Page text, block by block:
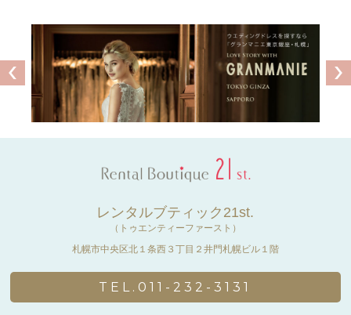
レンタルブティック21st.
（トゥエンティーファースト）
札幌市中央区北１条西３丁目２井門札幌ビル１階
TEL.011-232-3131